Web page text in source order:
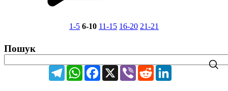
1-5 6-10 11-15 16-20 21-21
Пошук
TelegramWhatsAppFacebook
X Viber Reddit